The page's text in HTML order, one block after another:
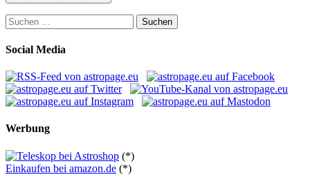
Suchen
nach:
Social Media
Werbung
(*)
Einkaufen bei amazon.de (*)